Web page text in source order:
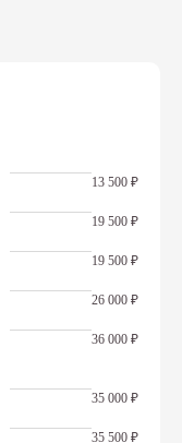
13 500 ₽
19 500 ₽
19 500 ₽
26 000 ₽
36 000 ₽
35 000 ₽
35 500 ₽